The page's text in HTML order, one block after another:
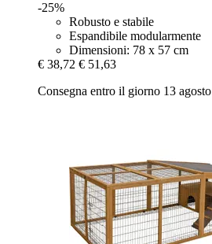
-25%
Robusto e stabile
Espandibile modularmente
Dimensioni: 78 x 57 cm
€ 38,72 € 51,63
Consegna entro il giorno 13 agosto